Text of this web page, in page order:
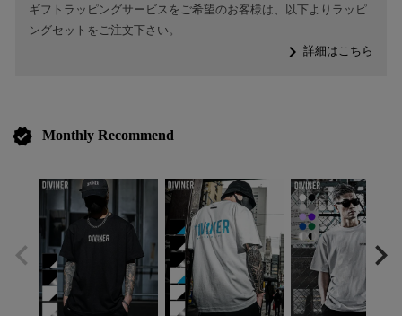
ギフトラッピングサービスをご希望のお客様は、以下よりラッピ
ングセットをご注文下さい。
navigate_next詳細はこちら
verified Monthly Recommend